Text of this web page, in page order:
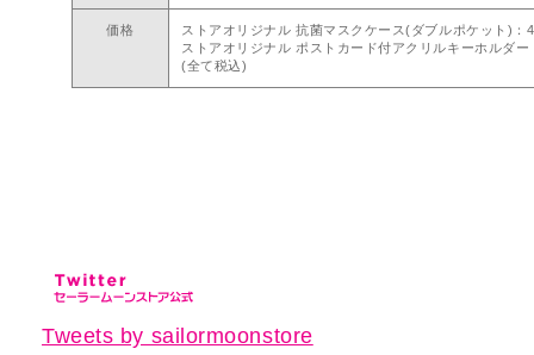
価格
ストアオリジナル 抗菌マスクケース(ダブルポケット)：
ストアオリジナル ポストカード付アクリルキーホルダー
(全て税込)
Tweets by sailormoonstore